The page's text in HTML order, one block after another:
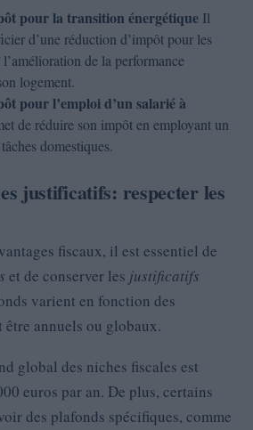
pour la transition énergétique Il
d’une réduction d’impôt pour les
l’amélioration de la performance
logement.
pour l’emploi d’un salarié à
de réduire son impôt en employant un
domestiques.
justificatifs: respecter les
fiscaux, il est essentiel de
et de conserver les justificatifs
varient en fonction des
annuels ou globaux.
global des niches fiscales est
euros par an. De plus, certains
des plafonds spécifiques, comme